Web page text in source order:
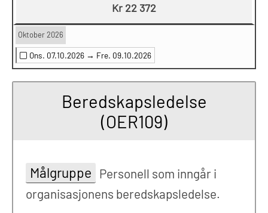
Kr 22 372
Oktober 2026
Ons. 07.10.2026 → Fre. 09.10.2026
Beredskapsledelse
(OER109)
Målgruppe Personell som inngår i
organisasjonens beredskapsledelse.